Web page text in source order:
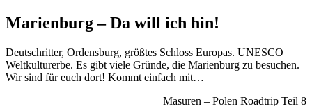
Marienburg – Da will ich hin!
Deutschritter, Ordensburg, größtes Schloss Europas. UNESCO
Weltkulturerbe. Es gibt viele Gründe, die Marienburg zu besuchen.
Wir sind für euch dort! Kommt einfach mit…
Masuren – Polen Roadtrip Teil 8